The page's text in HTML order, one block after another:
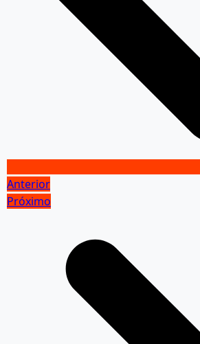
Anterior
Próximo